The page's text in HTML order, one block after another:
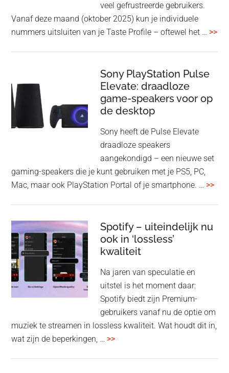
1000XM6
nieuwe
veel gefrustreerde gebruikers.
Vanaf deze maand (oktober 2025) kun je individuele
nummers uitsluiten van je Taste Profile – oftewel het … >>
Sony PlayStation Pulse
Elevate: draadloze
game-speakers voor op
de desktop
Sony heeft de Pulse Elevate
draadloze speakers
aangekondigd – een nieuwe set
gaming-speakers die je kunt gebruiken met je PS5, PC,
Mac, maar ook PlayStation Portal of je smartphone. … >>
Spotify – uiteindelijk nu
ook in ‘lossless’
kwaliteit
Na jaren van speculatie en
uitstel is het moment daar:
Spotify biedt zijn Premium-
gebruikers vanaf nu de optie om
muziek te streamen in lossless kwaliteit. Wat houdt dit in,
wat zijn de beperkingen, … >>overSpotify